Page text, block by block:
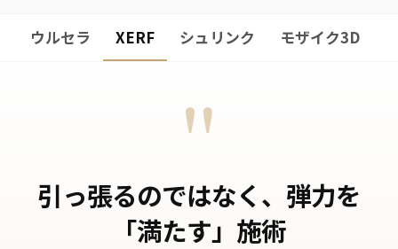
ウルセラ XERF シュリンク モザイク3D
"
引っ張るのではなく、弾力を
「満たす」施術